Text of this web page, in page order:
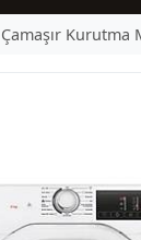
Çamaşır Kurutma